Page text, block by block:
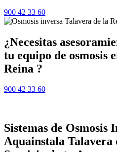
900 42 33 60
¿Necesitas
tu equipo de osmosis
Reina ?
900 42 33 60
Sistemas de Osmosis
Aquainstala Talavera